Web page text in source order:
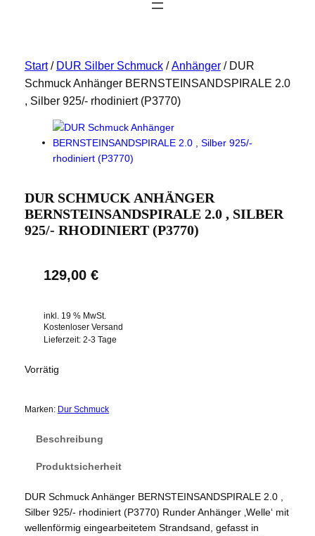
Start/ DUR Silber Schmuck/Anhänger/ DUR
Schmuck Anhänger BERNSTEINSANDSPIRALE 2.0
, Silber 925/- rhodiniert (P3770)
DUR SCHMUCK ANHÄNGER
BERNSTEINSANDSPIRALE 2.0 , SILBER
925/- RHODINIERT (P3770)
129,00 €
inkl. 19 % MwSt.
Kostenloser Versand
Lieferzeit: 2-3 Tage
Vorrätig
Marken: Dur Schmuck
Beschreibung
Produktsicherheit
DUR Schmuck Anhänger BERNSTEINSANDSPIRALE 2.0 ,
Silber 925/- rhodiniert (P3770) Runder Anhänger ‚Welle‘ mit
wellenförmig eingearbeitetem Strandsand, gefasst in